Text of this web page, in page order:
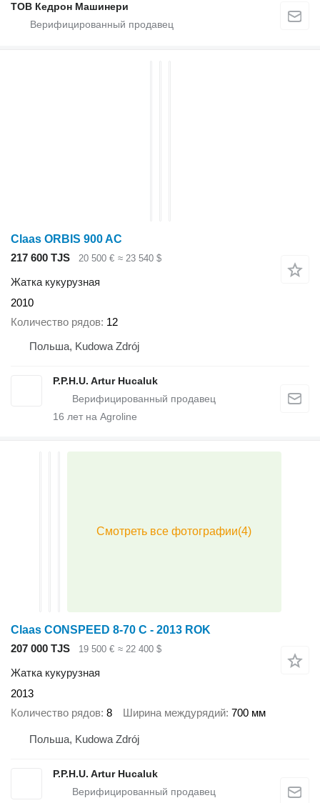
ТОВ Кедрон Машинери
Claas ORBIS 900 AC
217 600 TJS
20 500 € ≈ 23 540 $
Жатка кукурузная
2010
Количество рядов 12
Польша, Kudowa Zdrój
P.P.H.U. Artur Hucaluk
16 лет на Agroline
Claas CONSPEED 8-70 C - 2013 ROK
207 000 TJS
19 500 € ≈ 22 400 $
Жатка кукурузная
2013
Количество рядов 8 Ширина междурядий 700 мм
Польша, Kudowa Zdrój
P.P.H.U. Artur Hucaluk